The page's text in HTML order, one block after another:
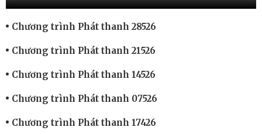
Chương trình Phát thanh 28526
Chương trình Phát thanh 21526
Chương trình Phát thanh 14526
Chương trình Phát thanh 07526
Chương trình Phát thanh 17426